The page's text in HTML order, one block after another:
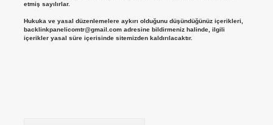
etmiş sayılırlar.
Hukuka ve yasal düzenlemelere aykırı olduğunu düşündüğünüz içerikleri,
backlinkpanelicomtr@gmail.comadresine bildirmeniz halinde, ilgili
içerikler yasal süre içerisinde sitemizden kaldırılacaktır.